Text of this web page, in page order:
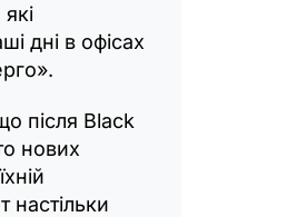
дні в офісах
після Black
нових
настільки